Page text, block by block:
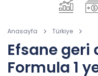
Anasayfa Türkiye
Efsane geri
Formula 1